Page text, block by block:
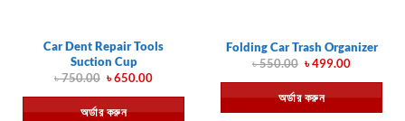
Car Dent Repair Tools
Suction Cup
৳750.00 Original
was:
৳ 750.00.
৳650.00Current
is:
৳ 650.00.
অর্ডার করুন
Folding Car Trash Organizer
৳550.00 Original
was:
৳ 550.00.
৳499.00Current
is:
৳ 499.00.
অর্ডার করুন